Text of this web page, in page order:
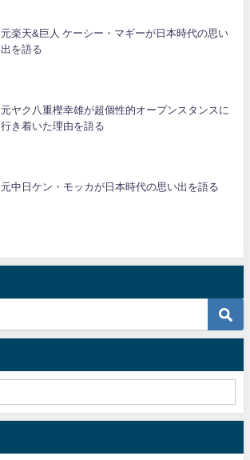
元楽天&巨人 ケーシー・マギーが日本時代の思い
出を語る
元ヤク八重樫幸雄が超個性的オープンスタンスに
行き着いた理由を語る
元中日ケン・モッカが日本時代の思い出を語る